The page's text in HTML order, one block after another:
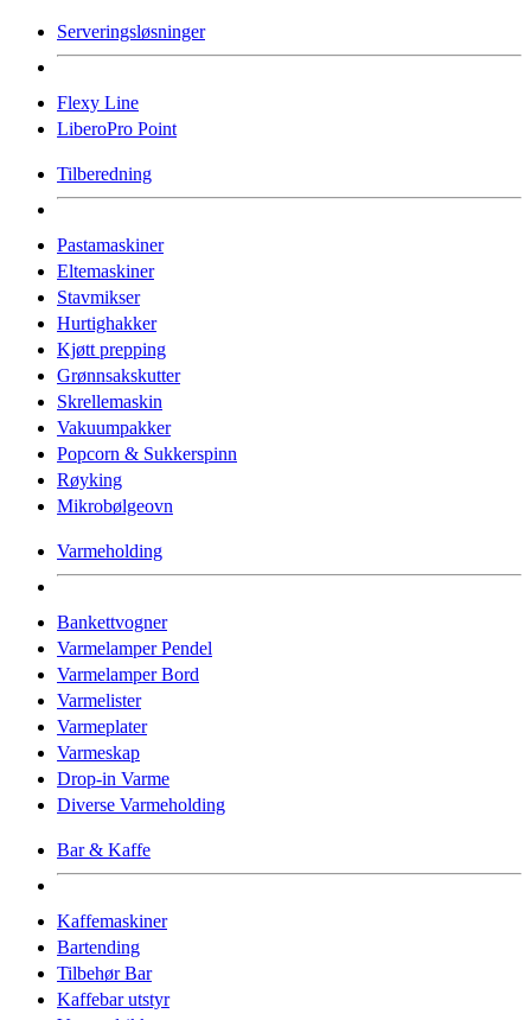
Serveringsløsninger
Flexy Line
LiberoPro Point
Tilberedning
Pastamaskiner
Eltemaskiner
Stavmikser
Hurtighakker
Kjøtt prepping
Grønnsakskutter
Skrellemaskin
Vakuumpakker
Popcorn & Sukkerspinn
Røyking
Mikrobølgeovn
Varmeholding
Bankettvogner
Varmelamper Pendel
Varmelamper Bord
Varmelister
Varmeplater
Varmeskap
Drop-in Varme
Diverse Varmeholding
Bar & Kaffe
Kaffemaskiner
Bartending
Tilbehør Bar
Kaffebar utstyr